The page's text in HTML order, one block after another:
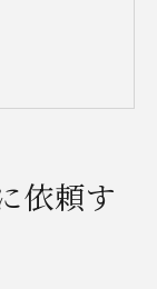
メリット
コツ
ント解説
依頼す